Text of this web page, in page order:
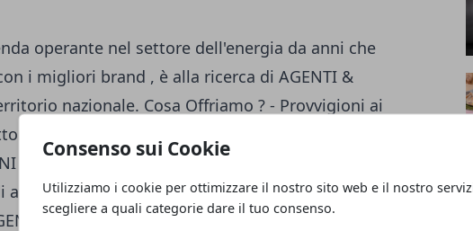
Consenso sui Cookie
Utilizziamo i cookie per ottimizzare il nostro sito web e il nostro
scegliere a quali categorie dare il tuo consenso.
operante nel settore dell'energia da anni che
i migliori brand , è alla ricerca di AGENTI &
nazionale. Cosa Offriamo ? - Provvigioni ai
- Principali gestori energia EDISON-HERA-IREN-
- Supporto Back Office e CRM dedicato - Pagamenti
settimanali IL PRESENTE ANNUNCIO È
& AGENZIE CON ESPERIENZA NEL SETTORE